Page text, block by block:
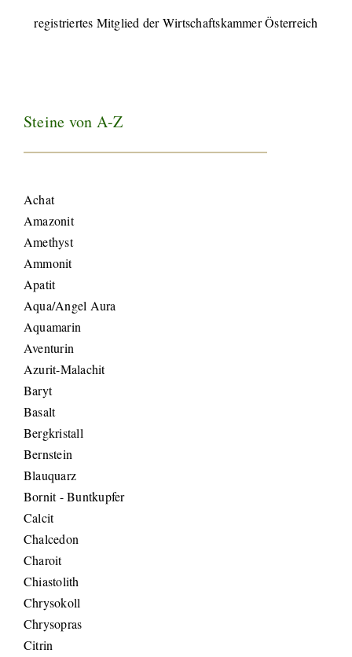
registriertes Mitglied der Wirtschaftskammer Österreich
Steine von A-Z
Achat
Amazonit
Amethyst
Ammonit
Apatit
Aqua/Angel Aura
Aquamarin
Aventurin
Azurit-Malachit
Baryt
Basalt
Bergkristall
Bernstein
Blauquarz
Bornit - Buntkupfer
Calcit
Chalcedon
Charoit
Chiastolith
Chrysokoll
Chrysopras
Citrin